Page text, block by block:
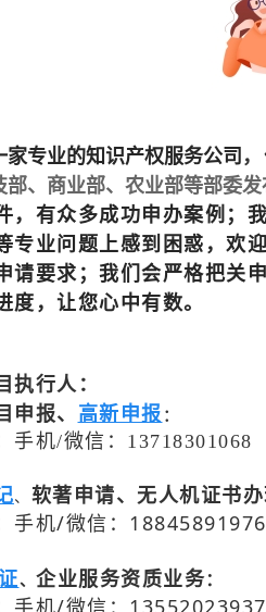
家专业的知识产权服务公司 ，
部、商业部、农业部等部委
，有众多成功申办案例；
专业问题上感到困惑，欢
请要求；我们会严格把关
度，让您心中有数。
执行人：
申报、 高新申报 ：
手机/微信：13718301068
、 软著申请、无人机证书
手机/微信：18845891976
、 企业服务资质业务：
手机/微信：13552023937